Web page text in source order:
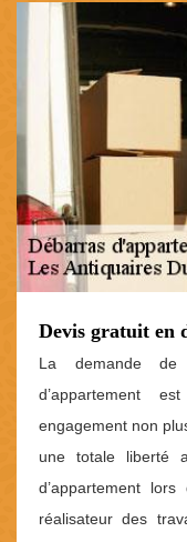
Devis gratuit en
La demande
d’appartement
engagement non
une totale liberté
d’appartement
réalisateur des